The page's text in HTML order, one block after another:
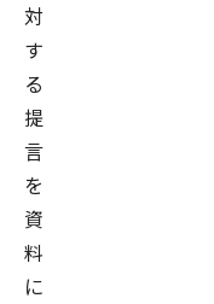
対
す
る
提
言
を
資
料
に